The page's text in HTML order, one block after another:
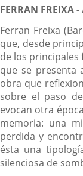
FERRAN FREIXA -
Ferran Freixa
que, desde
de los principales
que se presenta
obra que
sobre el paso
evocan otra
memoria: una
perdida y
ésta una
silenciosa de